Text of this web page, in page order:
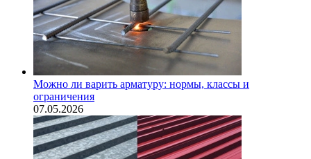
Можно ли варить арматуру: нормы, классы и
ограничения
07.05.2026